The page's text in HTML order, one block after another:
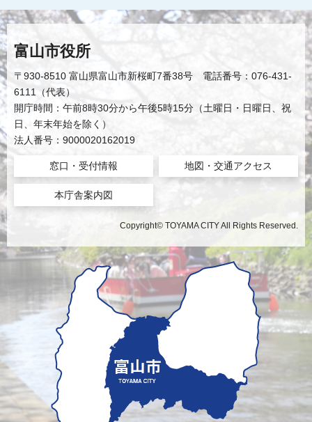
富山市役所
〒930-8510 富山県富山市新桜町7番38号 電話番号：076-431-
6111（代表）
開庁時間：午前8時30分から午後5時15分（土曜日・日曜日、祝
日、年末年始を除く）
法人番号：9000020162019
窓口・受付情報 地図・交通アクセス
本庁舎案内図
Copyright© TOYAMA CITY All Rights Reserved.